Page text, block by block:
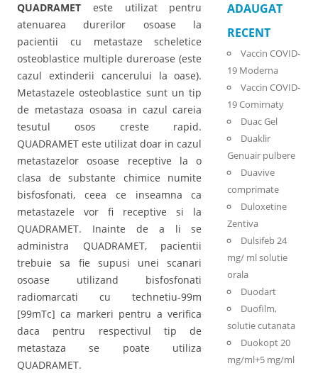
QUADRAMET este utilizat pentru
atenuarea durerilor osoase la
pacientii cu metastaze scheletice
osteoblastice multiple dureroase (este
cazul extinderii cancerului la oase).
Metastazele osteoblastice sunt un tip
de metastaza osoasa in cazul careia
tesutul osos creste rapid.
QUADRAMET este utilizat doar in cazul
metastazelor osoase receptive la o
clasa de substante chimice numite
bisfosfonati, ceea ce inseamna ca
metastazele vor fi receptive si la
QUADRAMET. Inainte de a li se
administra QUADRAMET, pacientii
trebuie sa fie supusi unei scanari
osoase utilizand bisfosfonati
radiomarcati cu technetiu-99m
[99mTc] ca markeri pentru a verifica
daca pentru respectivul tip de
metastaza se poate utiliza
QUADRAMET.
ADAUGAT
RECENT
Vaccin COVID-
19 Moderna
Vaccin COVID-
19 Comirnaty
Duac Gel
Duaklir
Genuair pulbere
Duavive
comprimate
Duloxetine
Zentiva
Dulsifeb 24
mg/ ml solutie
orala
Duodart
Duofilm,
solutie cutanata
Duokopt 20
mg/ml+5 mg/ml